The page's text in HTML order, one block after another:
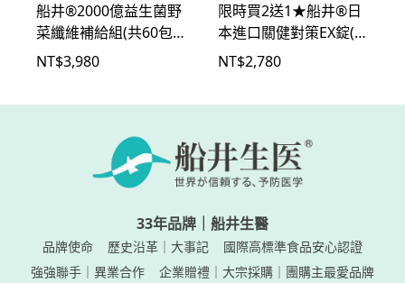
船井®2000億益生菌野
菜纖維補給組(共60包+
120包)
NT$3,980
限時買2送1★船井®日
本進口關健對策EX錠(超
越足量UC-II)
NT$2,780
33年品牌｜船井生醫
品牌使命 歷史沿革｜大事記
國際高標準食品安心認證
強強聯手｜異業合作
企業贈禮｜大宗採購｜團購主最愛品牌